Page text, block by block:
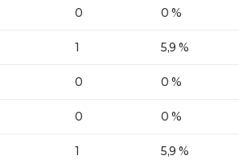
0 0 %
1 5,9 %
0 0 %
0 0 %
1 5,9 %